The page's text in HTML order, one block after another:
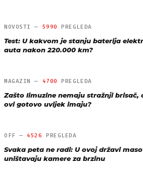
NOVOSTI — 5990 PREGLEDA
Test: U kakvom je stanju baterija
auta nakon 220.000 km?
MAGAZIN — 4700 PREGLEDA
Zašto limuzine nemaju stražnji brisač,
ovi gotovo uvijek imaju?
OFF —4526 PREGLEDA
Svaka peta ne radi: U ovoj državi
uništavaju kamere za brzinu